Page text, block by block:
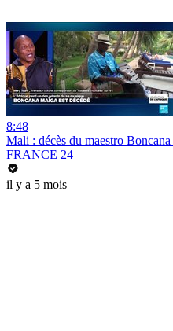
8:48
Mali : décès du maestro
FRANCE 24
il y a 5 mois